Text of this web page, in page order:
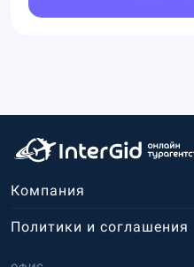
Компания
Политики и соглашения